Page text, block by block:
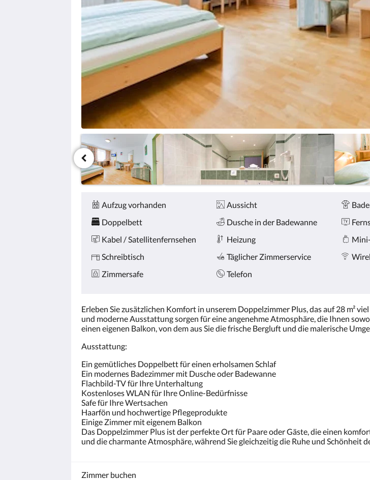
Sie
auf
Zurück
oder
Weiter,
um
sich
die
anzusehen.
Ausstattung
Aufzug vorhanden Aussicht
Doppelbett
Dusche in der Badewanne
Kabel / Satellitenfernsehen
Heizung
Schreibtisch
Täglicher Zimmerservice
Zimmersafe
Telefon
Erleben Sie zusätzlichen Komfort in unserem Doppelzimmer Plus, das auf 28 m²
und moderne Ausstattung sorgen für eine angenehme Atmosphäre, die Ihnen
einen eigenen Balkon, von dem aus Sie die frische Bergluft und die malerische
Ausstattung:
Ein gemütliches Doppelbett für einen erholsamen Schlaf
Ein modernes Badezimmer mit Dusche oder Badewanne
Flachbild-TV für Ihre Unterhaltung
Kostenloses WLAN für Ihre Online-Bedürfnisse
Safe für Ihre Wertsachen
Haarfön und hochwertige Pflegeprodukte
Einige Zimmer mit eigenem Balkon
Das Doppelzimmer Plus ist der perfekte Ort für Paare oder Gäste, die einen
und die charmante Atmosphäre, während Sie gleichzeitig die Ruhe und Schönheit
Zimmer buchen